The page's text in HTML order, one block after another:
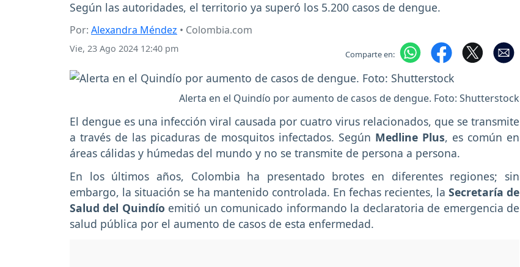
Según las autoridades, el territorio ya superó los 5.200 casos de dengue.
Por: Alexandra Méndez • Colombia.com
Vie, 23 Ago 2024 12:40 pm Comparte en:
Alerta en el Quindío por aumento de casos de dengue. Foto: Shutterstock
El dengue es una infección viral causada por cuatro virus relacionados, que se transmite
a través de las picaduras de mosquitos infectados. Según Medline Plus, es común en
áreas cálidas y húmedas del mundo y no se transmite de persona a persona.
En los últimos años, Colombia ha presentado brotes en diferentes regiones; sin
embargo, la situación se ha mantenido controlada. En fechas recientes, la Secretaría de
Salud del Quindío emitió un comunicado informando la declaratoria de emergencia de
salud pública por el aumento de casos de esta enfermedad.